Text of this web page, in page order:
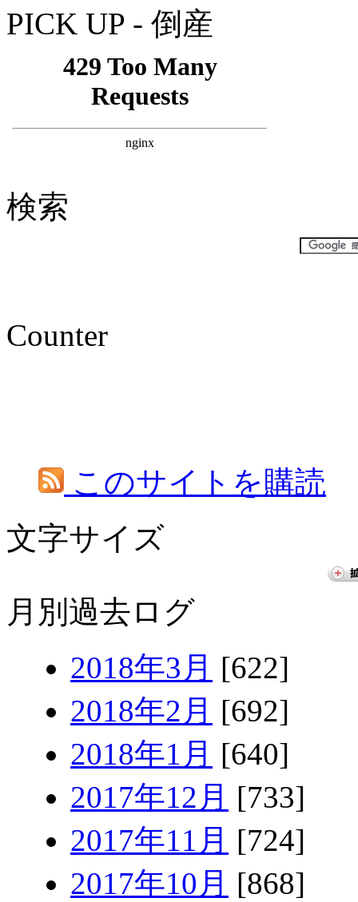
PICK UP - 倒産
検索
Counter
このサイトを購読
文字サイズ
月別過去ログ
2018年3月 [622]
2018年2月 [692]
2018年1月 [640]
2017年12月 [733]
2017年11月 [724]
2017年10月 [868]